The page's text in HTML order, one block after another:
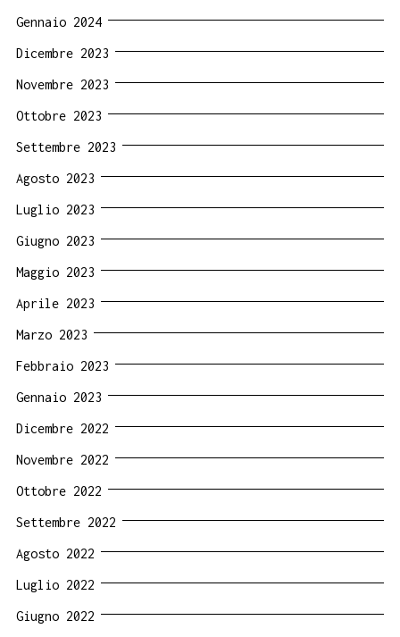
Gennaio 2024
Dicembre 2023
Novembre 2023
Ottobre 2023
Settembre 2023
Agosto 2023
Luglio 2023
Giugno 2023
Maggio 2023
Aprile 2023
Marzo 2023
Febbraio 2023
Gennaio 2023
Dicembre 2022
Novembre 2022
Ottobre 2022
Settembre 2022
Agosto 2022
Luglio 2022
Giugno 2022